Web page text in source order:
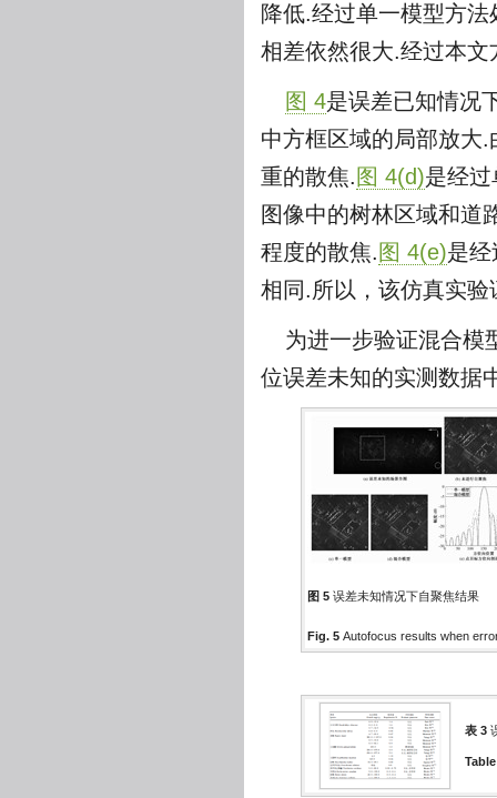
降低.经过单一模型方
相差依然很大.经过本
图 4是误差已知情况
中方框区域的局部放大.
重的散焦. 图 4(d)是经
图像中的树林区域和道
程度的散焦. 图 4(e)是
相同.所以，该仿真实
为进一步验证混合模
位误差未知的实测数据
图 5 误差未知情况下自聚焦结果
Fig. 5 Autofocus results when
表 3